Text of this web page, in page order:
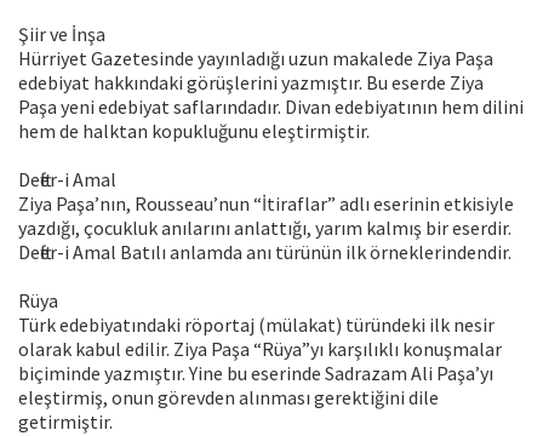
Şiir ve İnşa
Hürriyet Gazetesinde yayınladığı uzun makalede Ziya Paşa
edebiyat hakkındaki görüşlerini yazmıştır. Bu eserde Ziya
Paşa yeni edebiyat saflarındadır. Divan edebiyatının hem dilini
hem de halktan kopukluğunu eleştirmiştir.
Defter-i Amal
Ziya Paşa’nın, Rousseau’nun “İtiraflar” adlı eserinin etkisiyle
yazdığı, çocukluk anılarını anlattığı, yarım kalmış bir eserdir.
Defter-i Amal Batılı anlamda anı türünün ilk örneklerindendir.
Rüya
Türk edebiyatındaki röportaj (mülakat) türündeki ilk nesir
olarak kabul edilir. Ziya Paşa “Rüya”yı karşılıklı konuşmalar
biçiminde yazmıştır. Yine bu eserinde Sadrazam Ali Paşa’yı
eleştirmiş, onun görevden alınması gerektiğini dile
getirmiştir.